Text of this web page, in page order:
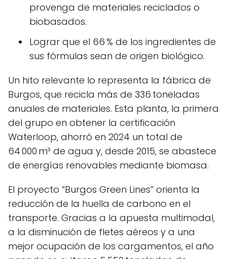
provenga de materiales reciclados o
biobasados.
Lograr que el 66 % de los ingredientes de
sus fórmulas sean de origen biológico.
Un hito relevante lo representa la fábrica de
Burgos, que recicla más de 336 toneladas
anuales de materiales. Esta planta, la primera
del grupo en obtener la certificación
Waterloop, ahorró en 2024 un total de
64 000 m³ de agua y, desde 2015, se abastece
de energías renovables mediante biomasa.
El proyecto “Burgos Green Lines” orienta la
reducción de la huella de carbono en el
transporte. Gracias a la apuesta multimodal,
a la disminución de fletes aéreos y a una
mejor ocupación de los cargamentos, el año